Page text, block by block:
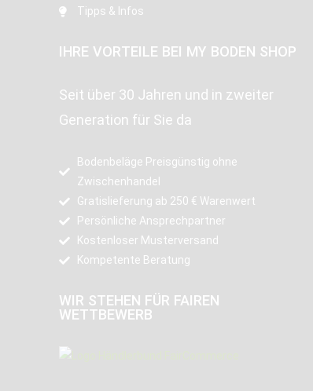
Tipps & Infos
IHRE VORTEILE BEI MY BODEN SHOP
Seit über 30 Jahren und in zweiter
Generation für Sie da
Bodenbeläge Preisgünstig ohne
Zwischenhandel
Gratislieferung ab 250 € Warenwert
Persönliche Ansprechpartner
Kostenloser Musterversand
Kompetente Beratung
WIR STEHEN FÜR FAIREN
WETTBEWERB